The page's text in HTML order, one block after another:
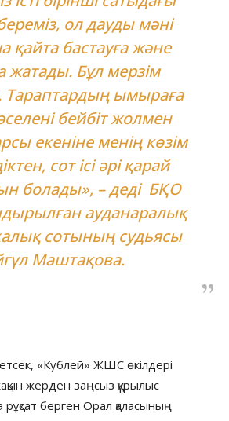
ол дауды мәні
қайта бастауға және
жатады. Бұл мерзім
Тараптардың ымыраға
бейбіт жолмен
екеніне менің көзім
сот ісі әрі қарай
болады», – деді БҚО
ауданаралық
сотының судьясы
Маштақова.
«Кублей» ЖШС өкілдері
жерден заңсыз құрылыс
берген Орал қаласының